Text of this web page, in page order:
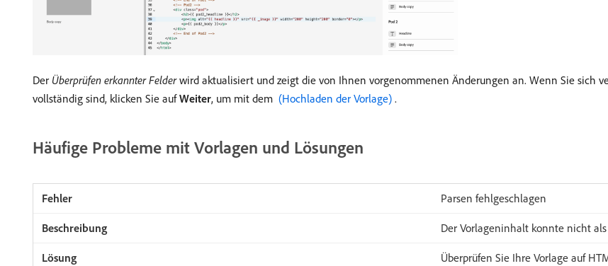
Der Überprüfen erkannter Felderwird aktualisiert und zeigt die von Ihnen vorgenommenen Änderungen an. Wenn Sie sich
vollständig sind, klicken Sie aufWeiter, um mit dem ​ (Hochladen der Vorlage) ​ .
Häufige Probleme mit Vorlagen und Lösungen
Parsen fehlgeschlagen
Der Vorlageninhalt konnte nicht
Überprüfen Sie Ihre Vorlage auf